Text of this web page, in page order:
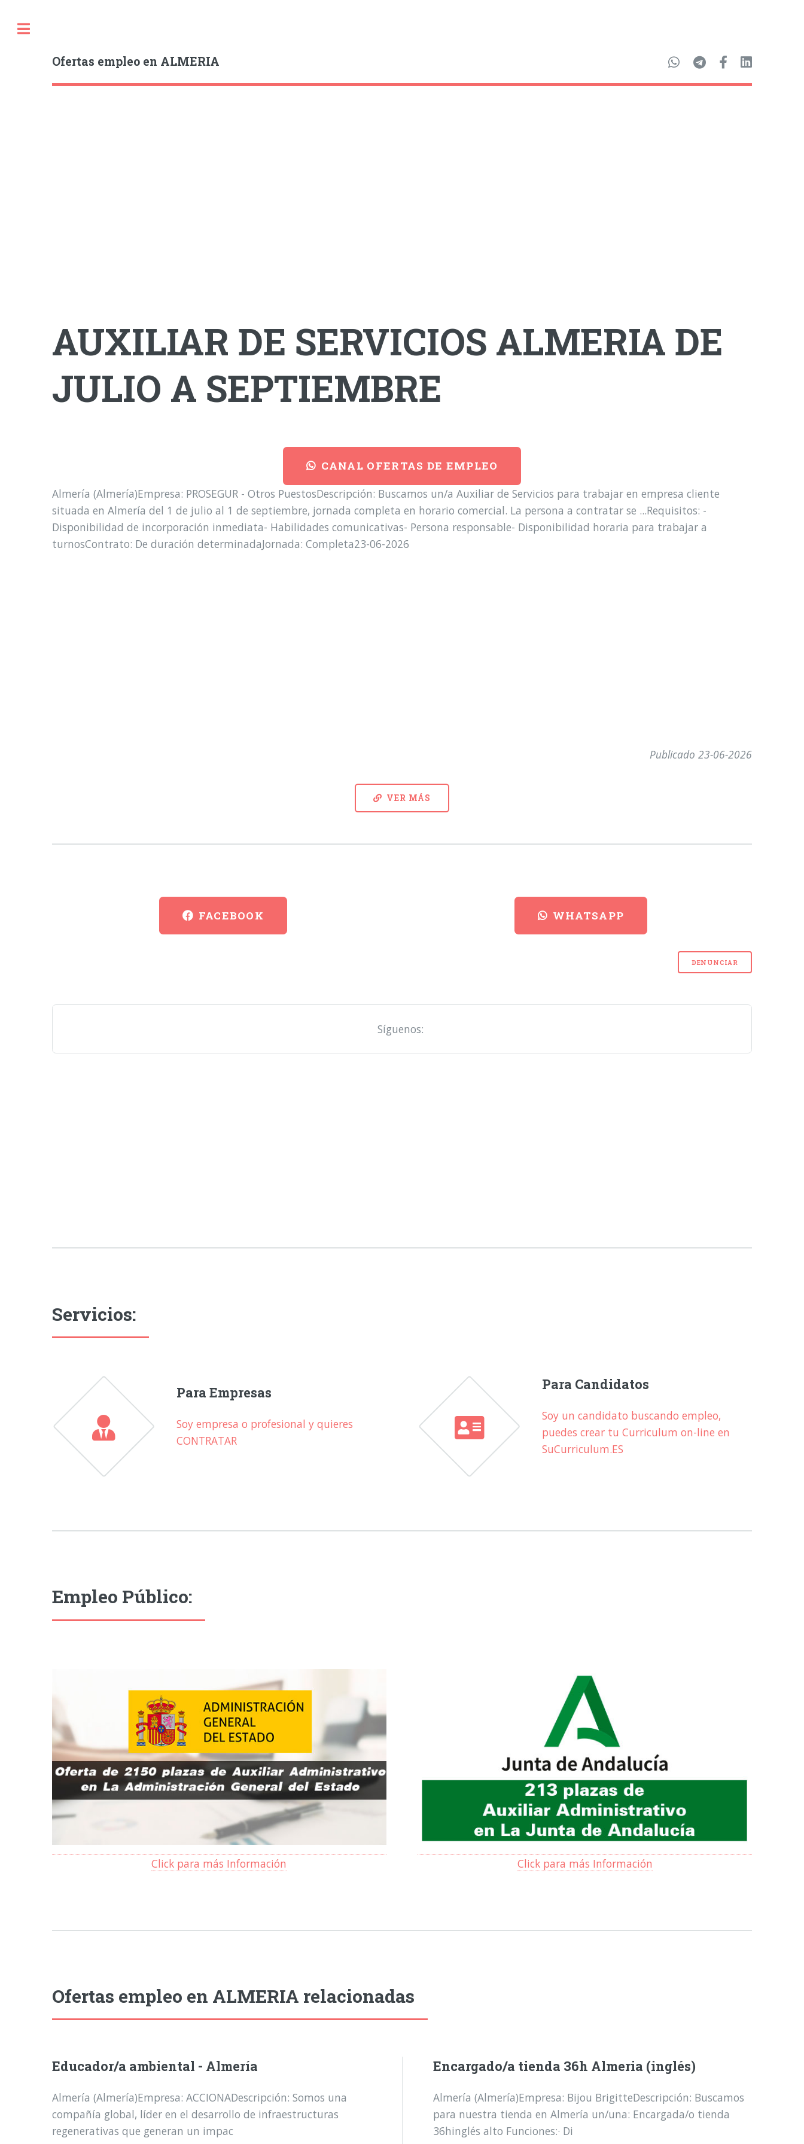
Ofertas empleo en ALMERIA
AUXILIAR DE SERVICIOS ALMERIA DE
JULIO A SEPTIEMBRE
CANAL OFERTAS DE EMPLEO
Almería (Almería)Empresa: PROSEGUR - Otros PuestosDescripción: Buscamos un/a Auxiliar de Servicios para trabajar en empresa cliente
situada en Almería del 1 de julio al 1 de septiembre, jornada completa en horario comercial. La persona a contratar se ...Requisitos: -
Disponibilidad de incorporación inmediata- Habilidades comunicativas- Persona responsable- Disponibilidad horaria para trabajar a
turnosContrato: De duración determinadaJornada: Completa23-06-2026
Publicado 23-06-2026
VER MÁS
FACEBOOK WHATSAPP
DENUNCIAR
Síguenos:
Servicios:
Para Empresas
Soy empresa o profesional y quieres
CONTRATAR
Para Candidatos
Soy un candidato buscando empleo,
puedes crear tu Curriculum on-line en
SuCurriculum.ES
Empleo Público:
Click para más Información Click para más Información
Ofertas empleo en ALMERIA relacionadas
Educador/a ambiental - Almería
Almería (Almería)Empresa: ACCIONADescripción: Somos una
compañía global, líder en el desarrollo de infraestructuras
regenerativas que generan un impac
Encargado/a tienda 36h Almeria (inglés)
Almería (Almería)Empresa: Bijou BrigitteDescripción: Buscamos
para nuestra tienda en Almería un/una: Encargada/o tienda
36hinglés alto Funciones:· Di